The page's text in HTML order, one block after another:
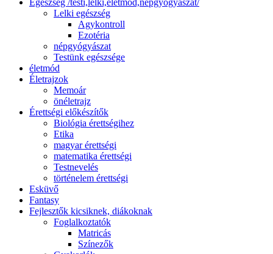
Egészség /testi,lelki,életmód,népgyógyászat/
Lelki egészség
Agykontroll
Ezotéria
népgyógyászat
Testünk egészsége
életmód
Életrajzok
Memoár
önéletrajz
Érettségi előkészítők
Biológia érettségihez
Etika
magyar érettségi
matematika érettségi
Testnevelés
történelem érettségi
Esküvő
Fantasy
Fejlesztők kicsiknek, diákoknak
Foglalkoztatók
Matricás
Színezők